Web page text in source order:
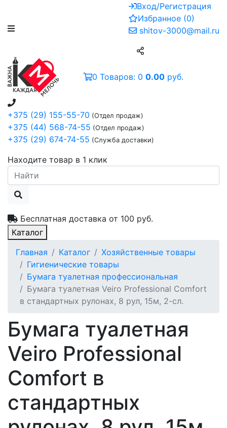
Вход/Регистрация
Избранное (0)
shitov-3000@mail.ru
+375 (29) 155-55-70 (Отдел продаж)
+375 (44) 568-74-55 (Отдел продаж)
+375 (29) 674-74-55 (Служба доставки)
Находите товар в 1 клик
Бесплатная доставка от 100 руб.
0 Товаров: 0 0.00 руб.
Каталог
Главная
Каталог
Хозяйственные товары
Гигиенические товары
Бумага туалетная профессиональная
Бумага туалетная Veiro Professional Comfort
в стандартных рулонах, 8 рул, 15м, 2-сл.
Бумага туалетная
Veiro Professional
Comfort в
стандартных